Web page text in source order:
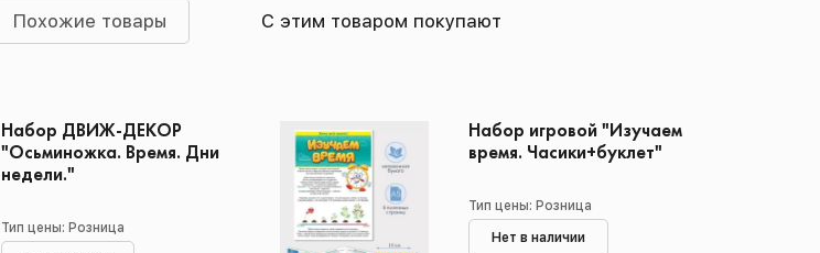
Похожие товары С этим товаром покупают
Набор ДВИЖ-ДЕКОР
"Осьминожка. Время. Дни
недели."
Тип цены: Розница
Набор игровой "Изучаем
время. Часики+буклет"
Тип цены: Розница
Нет в наличии